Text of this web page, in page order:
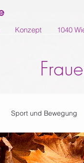
Konzept 1040
Sport und Bewegung
Newsletter